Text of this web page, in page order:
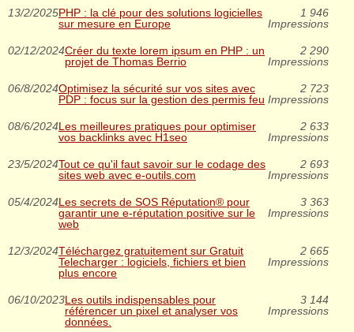
13/2/2025PHP : la clé pour des solutions logicielles
sur mesure en Europe
1 946
Impressions
02/12/2024Créer du texte lorem ipsum en PHP : un
projet de Thomas Berrio
2 290
Impressions
06/8/2024Optimisez la sécurité sur vos sites avec
PDP : focus sur la gestion des permis feu
2 723
Impressions
08/6/2024Les meilleures pratiques pour optimiser
vos backlinks avec H1seo
2 633
Impressions
23/5/2024Tout ce qu'il faut savoir sur le codage des
sites web avec e-outils.com
2 693
Impressions
05/4/2024Les secrets de SOS Réputation® pour
garantir une e-réputation positive sur le
web
3 363
Impressions
12/3/2024Téléchargez gratuitement sur Gratuit
Telecharger : logiciels, fichiers et bien
plus encore
2 665
Impressions
06/10/2023Les outils indispensables pour
référencer un pixel et analyser vos
données.
3 144
Impressions